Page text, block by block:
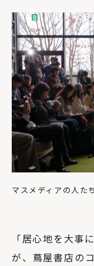
マスメディアの人た
「居心地を大事
が、蔦屋書店の